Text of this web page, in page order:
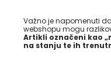
Važno je napomenuti
webshopu mogu
Artikli označeni kao
na stanju te ih